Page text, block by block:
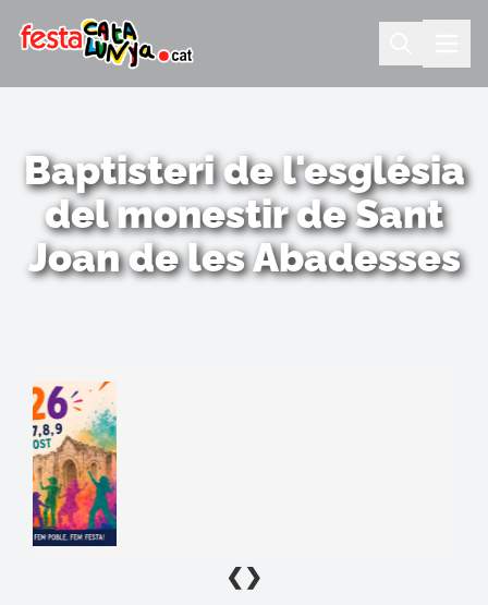
Baptisteri de l'església
del monestir de Sant
Joan de les Abadesses
❮ ❯